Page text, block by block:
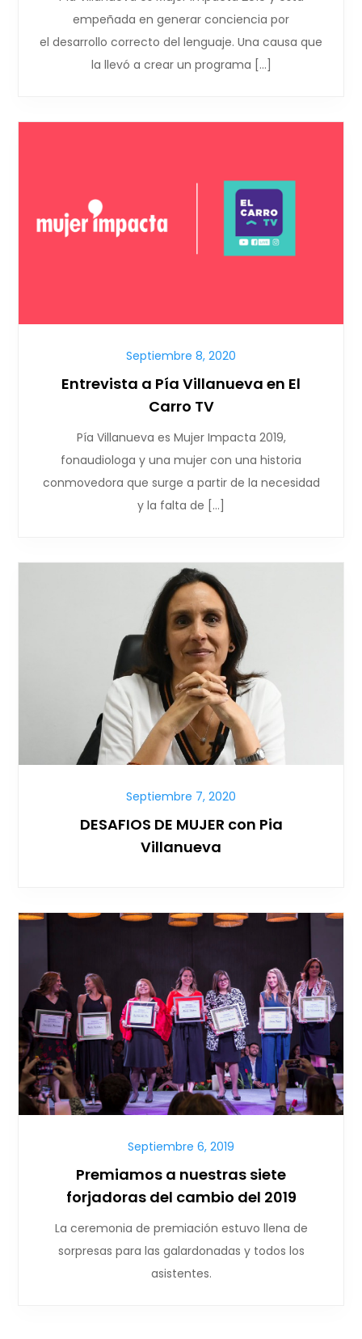
empeñada en generar conciencia por
el desarrollo correcto del lenguaje. Una causa que
la llevó a crear un programa […]
Septiembre 8, 2020
Entrevista a Pía Villanueva en El
Carro TV
Pía Villanueva es Mujer Impacta 2019,
fonaudiologa y una mujer con una historia
conmovedora que surge a partir de la necesidad
y la falta de […]
Septiembre 7, 2020
DESAFIOS DE MUJER con Pia
Villanueva
Septiembre 6, 2019
Premiamos a nuestras siete
forjadoras del cambio del 2019
La ceremonia de premiación estuvo llena de
sorpresas para las galardonadas y todos los
asistentes.